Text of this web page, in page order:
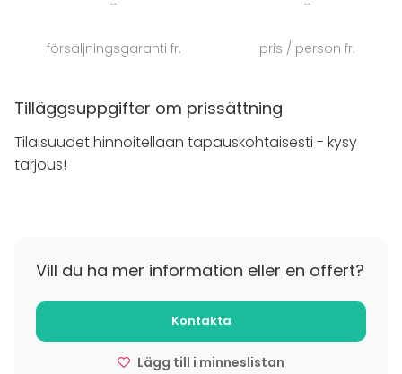
onnistuvat vaivattomasti ravintolan toimesta.
Keittiömme valmistaa lähituottajien laadukkaista
tilaisuuteen sopivalla tyylillä.
försäljningsgaranti fr. pris / person fr.
Tilläggsuppgifter om prissättning
Tilaisuudet hinnoitellaan tapauskohtaisesti - kysy
tarjous!
Vill du ha mer information eller en offert?
Kontakta
Lägg till i minneslistan